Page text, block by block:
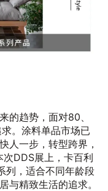
的趋势，面对80、
。涂料单品市场已
人一步，转型跨界，
次DDS展上，卡百利
列，适合不同年龄段
与精致生活的追求。